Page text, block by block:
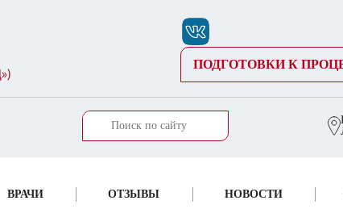
ПОДГОТОВКИ К
ВРАЧИ ОТЗЫВЫ НОВОСТИ